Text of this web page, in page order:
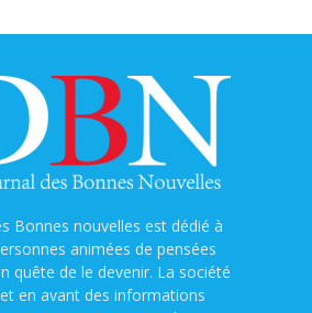
Bonnes nouvelles est dédié à
animées de pensées
quête de le devenir. La société
en avant des informations